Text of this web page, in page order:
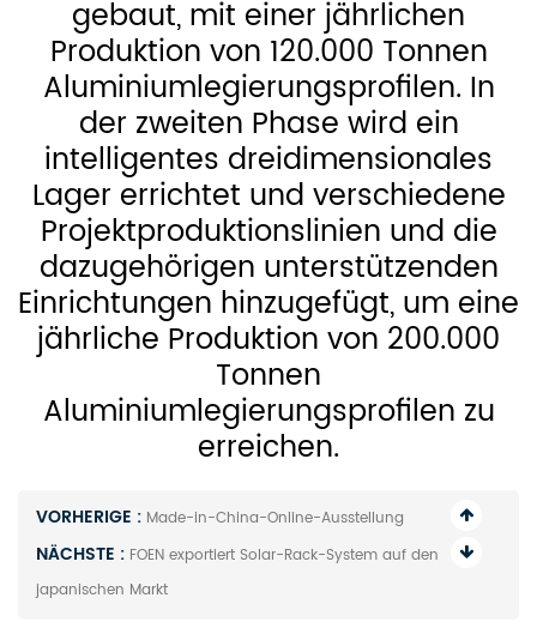
gebaut, mit einer jährlichen
Produktion von 120.000 Tonnen
Aluminiumlegierungsprofilen. In
der zweiten Phase wird ein
intelligentes dreidimensionales
Lager errichtet und verschiedene
Projektproduktionslinien und die
dazugehörigen unterstützenden
Einrichtungen hinzugefügt, um eine
jährliche Produktion von 200.000
Tonnen
Aluminiumlegierungsprofilen zu
erreichen.
VORHERIGE : Made-in-China-Online-Ausstellung
NÄCHSTE : FOEN exportiert Solar-Rack-System auf den
japanischen Markt